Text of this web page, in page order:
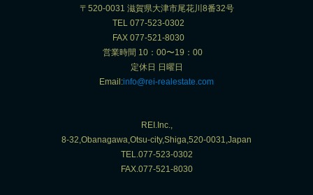
〒520-0031 滋賀県大津市尾花川8番32号
TEL 077-523-0302
FAX 077-521-8030
営業時間 10：00〜19：00
定休日 日曜日
Email:info@rei-realestate.com
REI.Inc.,
8-32,Obanagawa,Otsu-city,Shiga,520-0031,Japan
TEL.077-523-0302
FAX.077-521-8030